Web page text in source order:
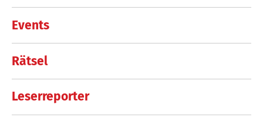
Events
Rätsel
Leserreporter